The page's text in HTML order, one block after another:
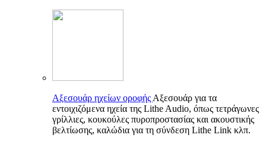
Αξεσουάρ ηχείων οροφής Αξεσουάρ για τα
εντοιχιζόμενα ηχεία της Lithe Audio, όπως τετράγωνες
γρίλλιες, κουκούλες πυροπροστασίας και ακουστικής
βελτίωσης, καλώδια για τη σύνδεση Lithe Link κλπ.